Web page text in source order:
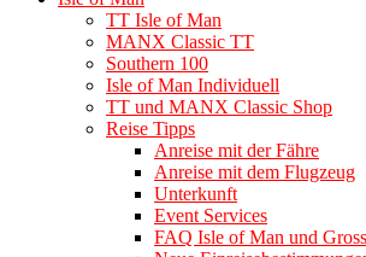
TT Isle of Man
MANX Classic TT
Southern 100
Isle of Man Individuell
TT und MANX Classic Shop
Reise Tipps
Anreise mit der Fähre
Anreise mit dem Flugzeug
Unterkunft
Event Services
FAQ Isle of Man und